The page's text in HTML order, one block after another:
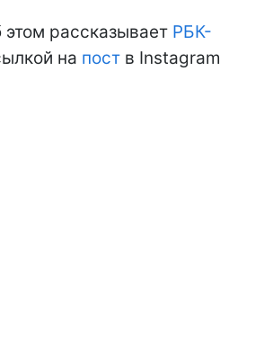
рассказывает РБК-
на пост в Instagram